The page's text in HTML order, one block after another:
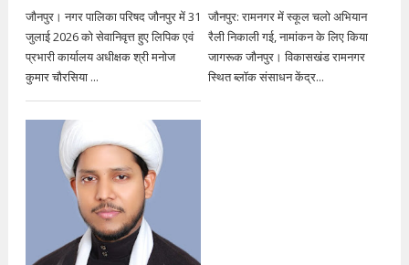
जौनपुर। नगर पालिका परिषद जौनपुर में 31
जुलाई 2026 को सेवानिवृत्त हुए लिपिक एवं
प्रभारी कार्यालय अधीक्षक श्री मनोज
कुमार चौरसिया ...
जौनपुर: रामनगर में स्कूल चलो अभियान
रैली निकाली गई, नामांकन के लिए किया
जागरूक जौनपुर। विकासखंड रामनगर
स्थित ब्लॉक संसाधन केंद्र...